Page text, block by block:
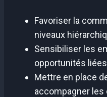
Favoriser la
niveaux
Sensibiliser les
opportunités
Mettre en place
accompagner les